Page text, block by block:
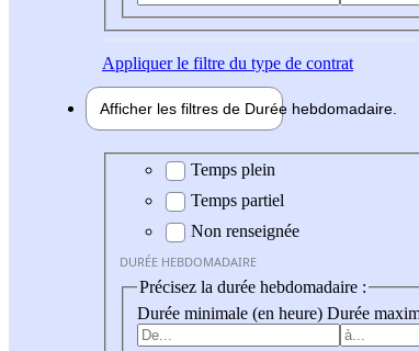
Appliquerle filtre du type de contrat
Afficher les filtres de Durée hebdomadaire
Durée hebdomadaire
Temps plein
Temps partiel
Non renseignée
DURÉE HEBDOMADAIRE
Précisez la durée hebdomadaire :
Durée minimale (en heure) Durée